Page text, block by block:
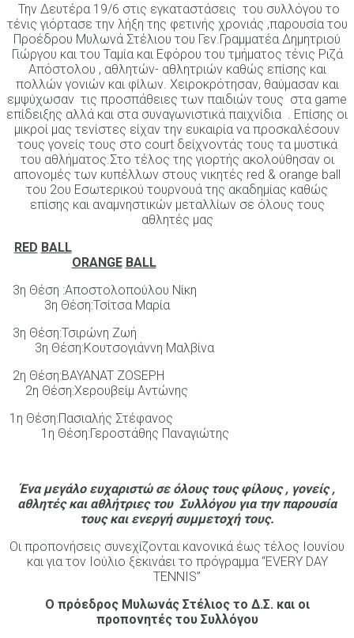
Την Δευτέρα 19/6 στις εγκαταστάσεις του συλλόγου το
τένις γιόρτασε την λήξη της φετινής χρονιάς ,παρουσία του
Προέδρου Μυλωνά Στέλιου του Γεν.Γραμματέα Δημητριού
Γιώργου και του Ταμία και Εφόρου του τμήματος τένις Ριζά
Απόστολου , αθλητών- αθλητριών καθώς επίσης και
πολλών γονιών και φίλων. Χειροκρότησαν, θαύμασαν και
εμψύχωσαν τις προσπάθειες των παιδιών τους στα game
επίδειξης αλλά και στα συναγωνιστικά παιχνίδια . Επίσης οι
μικροί μας τενίστες είχαν την ευκαιρία να προσκαλέσουν
τους γονείς τους στο court δείχνοντάς τους τα μυστικά
του αθλήματος.Στο τέλος της γιορτής ακολούθησαν οι
απονομές των κυπέλλων στους νικητές red & orange ball
του 2ου Εσωτερικού τουρνουά της ακαδημίας καθώς
επίσης και αναμνηστικών μεταλλίων σε όλους τους
αθλητές μας
RED BALL
ORANGE BALL
3η Θέση :Αποστολοπούλου Νίκη
3η Θέση:Τσίτσα Μαρία
3η Θέση:Τσιρώνη Ζωή
3η Θέση:Κουτσογιάννη Μαλβίνα
2η Θέση:BAYANAT ZOSEPH
2η Θέση:Χερουβείμ Αντώνης
1η Θέση:Πασιαλής Στέφανος
1η Θέση:Γεροστάθης Παναγιώτης
Ένα μεγάλο ευχαριστώ σε όλους τους φίλους , γονείς ,
αθλητές και αθλήτριες του Συλλόγου για την παρουσία
τους και ενεργή συμμετοχή τους.
Οι προπονήσεις συνεχίζονται κανονικά έως τέλος Ιουνίου
και για τον Ιούλιο ξεκινάει το πρόγραμμα “EVERY DAY
TENNIS”
Ο πρόεδρος Μυλωνάς Στέλιος το Δ.Σ. και οι
προπονητές του Συλλόγου